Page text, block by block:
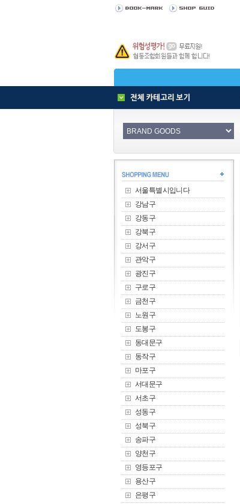
서울특별시입니다
강남구
강동구
강북구
강서구
관악구
광진구
구로구
금천구
노원구
도봉구
동대문구
동작구
마포구
서대문구
서초구
성동구
성북구
송파구
양천구
영등포구
용산구
은평구